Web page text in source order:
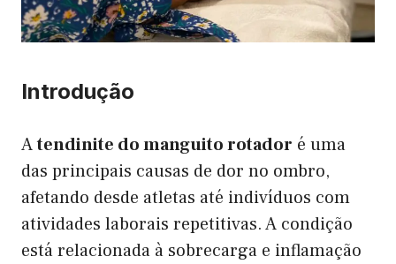
Introdução
Atendinite do manguito rotador é uma
das principais causas de dor no ombro,
afetando desde atletas até indivíduos com
atividades laborais repetitivas. A condição
está relacionada à sobrecarga e inflamação